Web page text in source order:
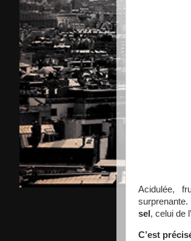
Acidulée,
sel , celui de
C’est